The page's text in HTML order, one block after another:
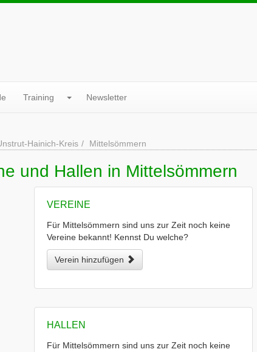
Training Newsletter
Hainich-Kreis Mittelsömmern
und Hallen in Mittelsömmern
VEREINE
Für Mittelsömmern sind uns zur Zeit noch keine
Vereine bekannt! Kennst Du welche?
Verein hinzufügen
HALLEN
Für Mittelsömmern sind uns zur Zeit noch keine